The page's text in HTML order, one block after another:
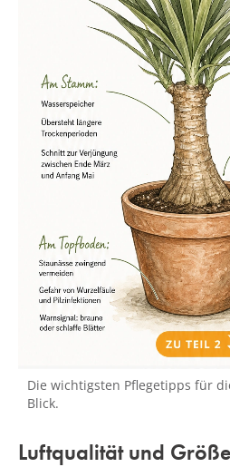
Die wichtigsten Pflegetipps für
Blick.
Luftqualität und Größe